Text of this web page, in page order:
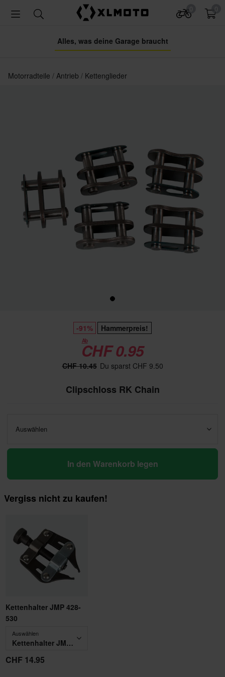
Alles, was deine Garage braucht
Motorradteile Antrieb Kettenglieder
-91% Hammerpreis!
Ab
CHF 0.95
CHF 10.45 Du sparst CHF 9.50
Clipschloss RK Chain
Auswählen
In den Warenkorb legen
Vergiss nicht zu kaufen!
Kettenhalter JMP 428-
530
Auswählen
Kettenhalter JMP 428-530
CHF 14.95